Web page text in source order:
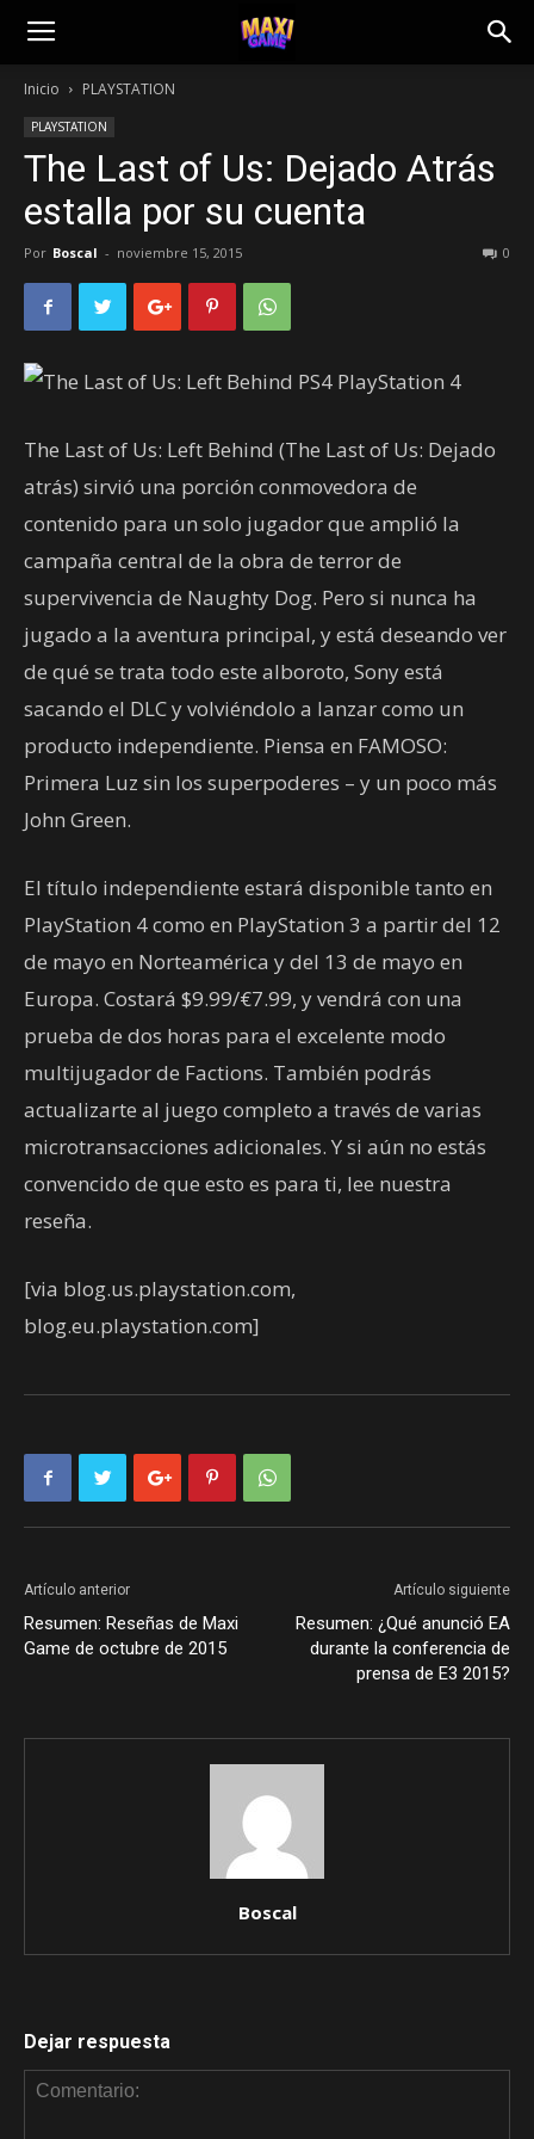
Inicio PLAYSTATION
PLAYSTATION
The Last of Us: Dejado Atrás
estalla por su cuenta
Por Boscal - noviembre 15, 2015 0
The Last of Us: Left Behind (The Last of Us: Dejado
atrás) sirvió una porción conmovedora de
contenido para un solo jugador que amplió la
campaña central de la obra de terror de
supervivencia de Naughty Dog. Pero si nunca ha
jugado a la aventura principal, y está deseando ver
de qué se trata todo este alboroto, Sony está
sacando el DLC y volviéndolo a lanzar como un
producto independiente. Piensa en FAMOSO:
Primera Luz sin los superpoderes – y un poco más
John Green.
El título independiente estará disponible tanto en
PlayStation 4 como en PlayStation 3 a partir del 12
de mayo en Norteamérica y del 13 de mayo en
Europa. Costará $9.99/€7.99, y vendrá con una
prueba de dos horas para el excelente modo
multijugador de Factions. También podrás
actualizarte al juego completo a través de varias
microtransacciones adicionales. Y si aún no estás
convencido de que esto es para ti, lee nuestra
reseña.
[via blog.us.playstation.com,
blog.eu.playstation.com]
Artículo anterior
Resumen: Reseñas de Maxi
Game de octubre de 2015
Artículo siguiente
Resumen: ¿Qué anunció EA
durante la conferencia de
prensa de E3 2015?
Boscal
Dejar respuesta